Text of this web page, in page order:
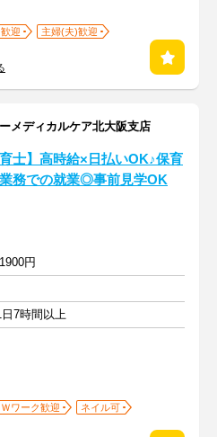
迎
主婦(夫)歓迎
メディカルケア北大阪支店
育士】高時給×日払いOK♪保育
務での就業◎事前見学OK
円
7時間以上
ワーク歓迎
ネイル可